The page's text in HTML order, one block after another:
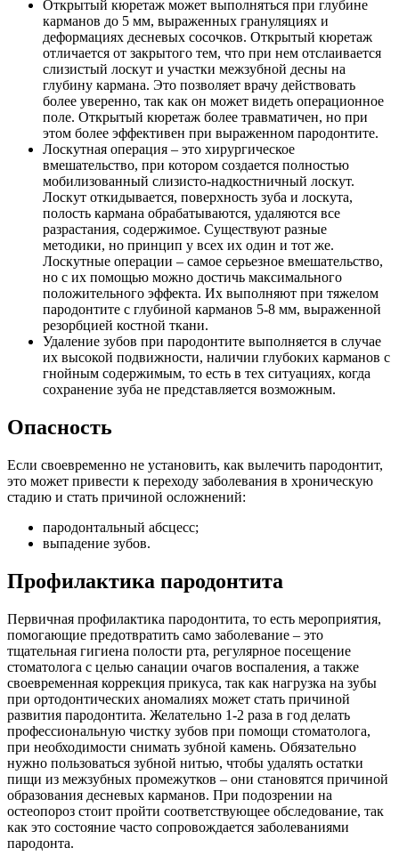
Открытый кюретаж может выполняться при глубине
карманов до 5 мм, выраженных грануляциях и
деформациях десневых сосочков. Открытый кюретаж
отличается от закрытого тем, что при нем отслаивается
слизистый лоскут и участки межзубной десны на
глубину кармана. Это позволяет врачу действовать
более уверенно, так как он может видеть операционное
поле. Открытый кюретаж более травматичен, но при
этом более эффективен при выраженном пародонтите.
Лоскутная операция – это хирургическое
вмешательство, при котором создается полностью
мобилизованный слизисто-надкостничный лоскут.
Лоскут откидывается, поверхность зуба и лоскута,
полость кармана обрабатываются, удаляются все
разрастания, содержимое. Существуют разные
методики, но принцип у всех их один и тот же.
Лоскутные операции – самое серьезное вмешательство,
но с их помощью можно достичь максимального
положительного эффекта. Их выполняют при тяжелом
пародонтите с глубиной карманов 5-8 мм, выраженной
резорбцией костной ткани.
Удаление зубов при пародонтите выполняется в случае
их высокой подвижности, наличии глубоких карманов с
гнойным содержимым, то есть в тех ситуациях, когда
сохранение зуба не представляется возможным.
Опасность
Если своевременно не установить, как вылечить пародонтит,
это может привести к переходу заболевания в хроническую
стадию и стать причиной осложнений:
пародонтальный абсцесс;
выпадение зубов.
Профилактика пародонтита
Первичная профилактика пародонтита, то есть мероприятия,
помогающие предотвратить само заболевание – это
тщательная гигиена полости рта, регулярное посещение
стоматолога с целью санации очагов воспаления, а также
своевременная коррекция прикуса, так как нагрузка на зубы
при ортодонтических аномалиях может стать причиной
развития пародонтита. Желательно 1-2 раза в год делать
профессиональную чистку зубов при помощи стоматолога,
при необходимости снимать зубной камень. Обязательно
нужно пользоваться зубной нитью, чтобы удалять остатки
пищи из межзубных промежутков – они становятся причиной
образования десневых карманов. При подозрении на
остеопороз стоит пройти соответствующее обследование, так
как это состояние часто сопровождается заболеваниями
пародонта.